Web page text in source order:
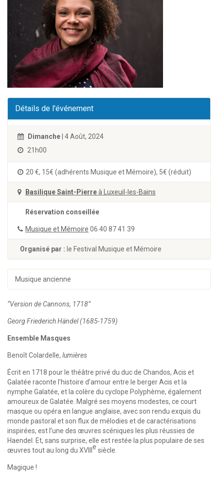
Détails de l'événement
Dimanche | 4 Août, 2024
21h00
20 €, 15€ (adhérents Musique et Mémoire), 5€ (réduit)
Basilique Saint-Pierreà Luxeuil-les-Bains
Réservation conseillée
Musique et Mémoire 06 40 87 41 39
Organisé par : le Festival Musique et Mémoire
Musique ancienne
“Version de Cannons, 1718”
Georg Friederich Händel (1685-1759)
Ensemble Masques
Benoît Colardelle, lumières
Écrit en 1718 pour le théâtre privé du duc de Chandos, Acis et
Galatée raconte l’histoire d’amour entre le berger Acis et la
nymphe Galatée, et la colère du cyclope Polyphème, également
amoureux de Galatée. Malgré ses moyens modestes, ce court
masque ou opéra en langue anglaise, avec son rendu exquis du
monde pastoral et son flux de mélodies et de caractérisations
inspirées, est l’une des œuvres scéniques les plus réussies de
Haendel. Et, sans surprise, elle est restée la plus populaire de ses
œuvres tout au long du XVIII e siècle.
Magique !